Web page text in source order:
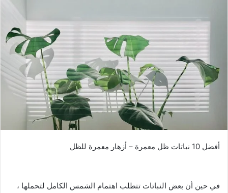
أفضل 10 نباتات ظل معمرة – أزهار معمرة للظل
في حين أن بعض النباتات تتطلب اهتمام الشمس الكامل لتحملها ،